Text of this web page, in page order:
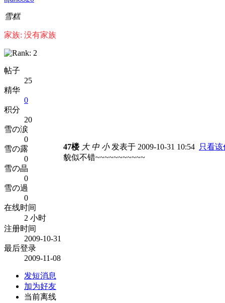
雪糕
家族: 没有家族
帖子
25
精华
0
积分
20
雪の涙
0
雪の露
0
雪の晶
0
雪の過
0
在线时间
2 小时
注册时间
2009-10-31
最后登录
2009-11-08
发短消息
加为好友
当前离线
47楼 大 中 小发表于 2009-10-31 10:54 只看该
貌似不错~~~~~~~~~~~